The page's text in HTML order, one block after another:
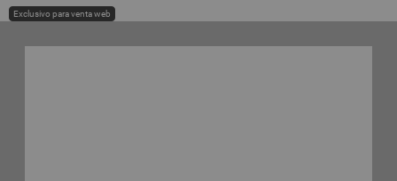
Exclusivo para venta web